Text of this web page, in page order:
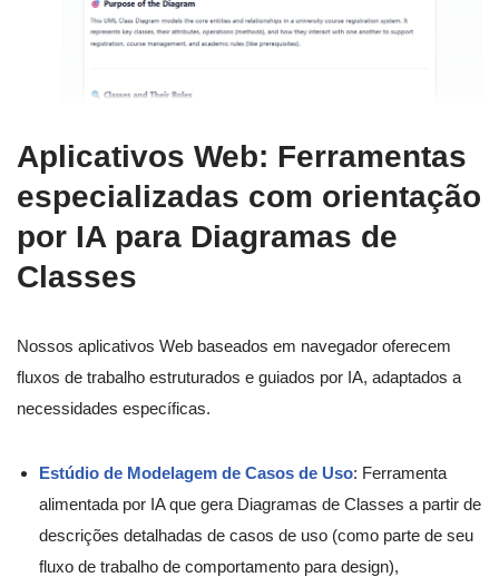
Aplicativos Web: Ferramentas
especializadas com orientação
por IA para Diagramas de
Classes
Nossos aplicativos Web baseados em navegador oferecem
fluxos de trabalho estruturados e guiados por IA, adaptados a
necessidades específicas.
Estúdio de Modelagem de Casos de Uso: Ferramenta
alimentada por IA que gera Diagramas de Classes a partir de
descrições detalhadas de casos de uso (como parte de seu
fluxo de trabalho de comportamento para design),